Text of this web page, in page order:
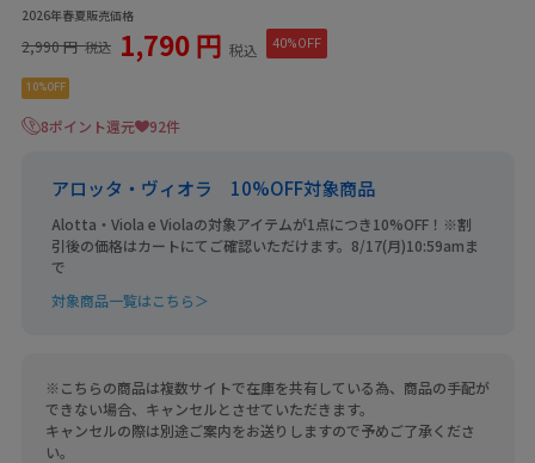
2026年春夏販売価格
2,990 円 税込 1,790 円 税込 40%OFF
10%OFF
8ポイント還元 92件
アロッタ・ヴィオラ 10%OFF対象商品
Alotta・Viola e Violaの対象アイテムが1点につき10%OFF！※割
引後の価格はカートにてご確認いただけます。8/17(月)10:59amま
で
対象商品一覧はこちら＞
※こちらの商品は複数サイトで在庫を共有している為、商品の手配が
できない場合、キャンセルとさせていただきます。
キャンセルの際は別途ご案内をお送りしますので予めご了承くださ
い。